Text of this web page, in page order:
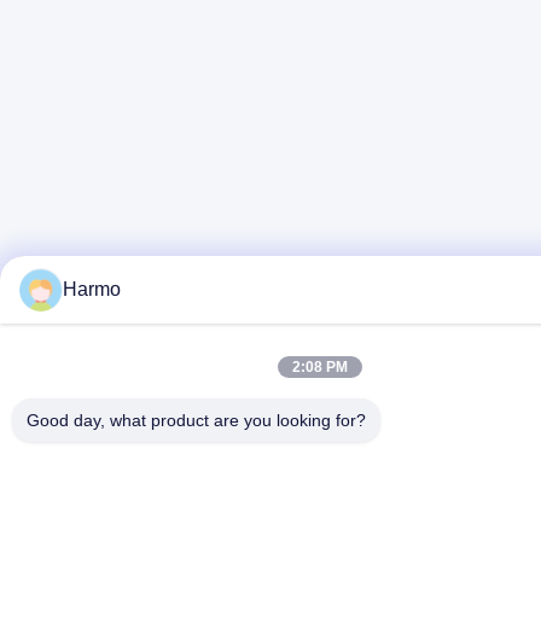
Harmo
2:08 PM
Good day, what product are you looking for?